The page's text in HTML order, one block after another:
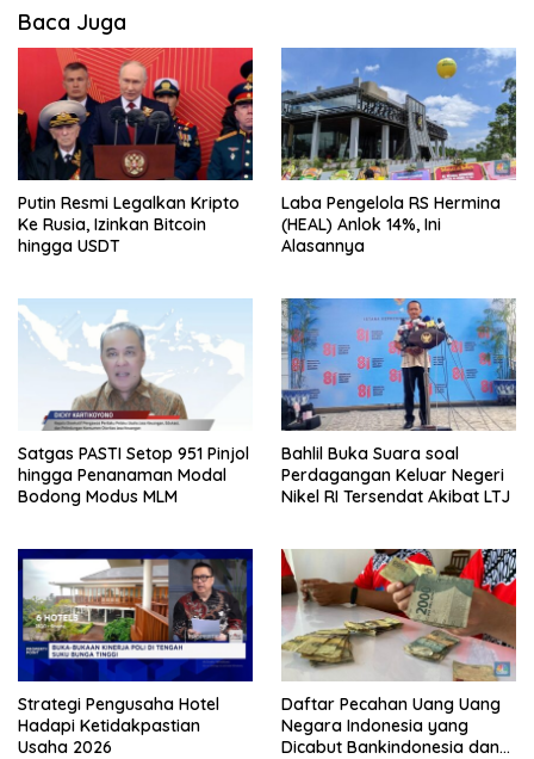
Baca Juga
Putin Resmi Legalkan Kripto
Ke Rusia, Izinkan Bitcoin
hingga USDT
Laba Pengelola RS Hermina
(HEAL) Anlok 14%, Ini
Alasannya
Satgas PASTI Setop 951 Pinjol
hingga Penanaman Modal
Bodong Modus MLM
Bahlil Buka Suara soal
Perdagangan Keluar Negeri
Nikel RI Tersendat Akibat LTJ
Strategi Pengusaha Hotel
Hadapi Ketidakpastian
Usaha 2026
Daftar Pecahan Uang Uang
Negara Indonesia yang
Dicabut Bankindonesia dan